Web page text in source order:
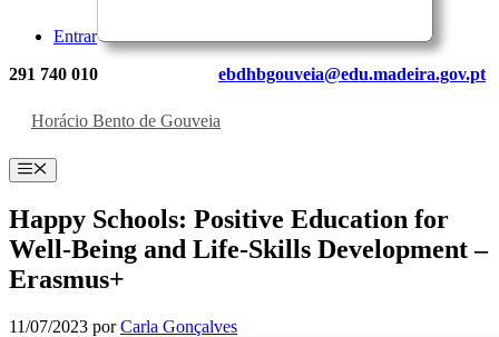
Entrar
291 740 010 ebdhbgouveia@edu.madeira.gov.pt
Horácio Bento de Gouveia
Menu
Happy Schools: Positive Education for
Well-Being and Life-Skills Development –
Erasmus+
11/07/2023 porCarla Gonçalves